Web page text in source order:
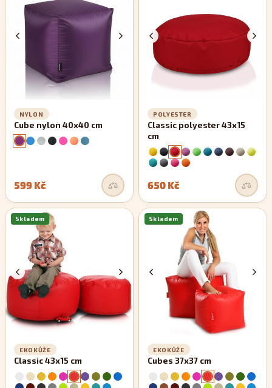
zachovávají si své rovné linie.
NYLON
Cube nylon 40x40 cm
599 Kč
POLYESTER
Classic polyester 43x15
cm
650 Kč
Skladem
EKOKŮŽE
Classic 43x15 cm
Skladem
EKOKŮŽE
Cubes 37x37 cm